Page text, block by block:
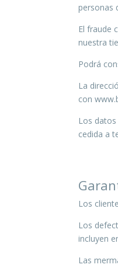
personas
El fraude
nuestra
Podrá
La
con
Los
cedida a
Los
Los
incluyen
Las